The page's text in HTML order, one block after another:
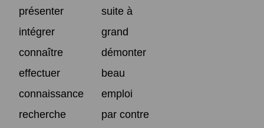
présenter
suite à
intégrer
grand
connaître
démonter
effectuer
beau
connaissance
emploi
recherche
par contre